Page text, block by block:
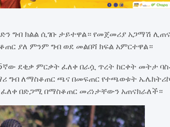
ግብ ክልል ሲገቡ ታይተዋል። የመጀመሪያ አጋማሽ
ያለ ምንም ግብ ወደ መልበሻ ክፍል አምርተዋል።
ደቂቃ ምርቃት ፈለቀ በራሷ ጥረት ከርቀት መትታ
ለማስቆጠር ጫና በመፍጠር የተጫወቱት
በድጋሚ በማስቆጠር መሪነታቸውን አጠናክራለች።